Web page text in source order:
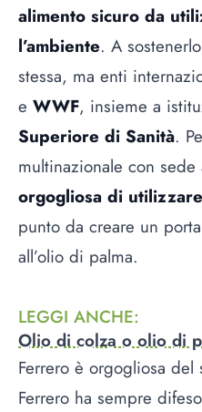
alimento sicuro da
l’ambiente. A
stessa, ma enti
e WWF, insieme a
Superiore di Sanità.
multinazionale con
orgogliosa di
punto da creare un
all’olio di palma.
LEGGI ANCHE:
Olio di colza o olio di
Ferrero è orgogliosa
Ferrero ha sempre